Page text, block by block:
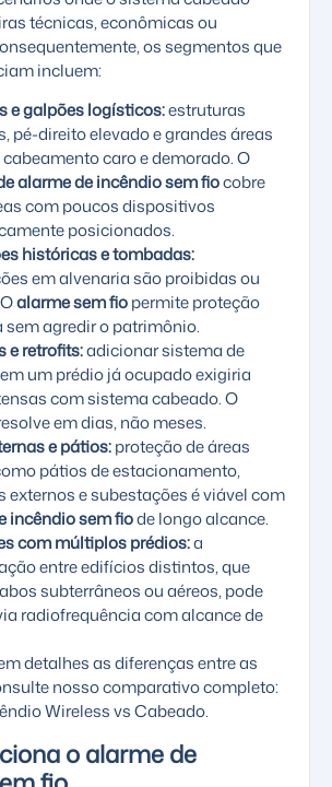
técnicas, econômicas ou
os segmentos que
incluem:
e galpões logísticos:estruturas
pé-direito elevado e grandes áreas
caro e demorado. O
alarme de incêndio sem fiocobre
com poucos dispositivos
posicionados.
históricas e tombadas:
em alvenaria são proibidas ou
alarme sem fiopermite proteção
agredir o patrimônio.
e retrofits:adicionar sistema de
um prédio já ocupado exigiria
com sistema cabeado. O
em dias, não meses.
e pátios:proteção de áreas
pátios de estacionamento,
externos e subestações é viável com
incêndio sem fiode longo alcance.
com múltiplos prédios:a
entre edifícios distintos, que
subterrâneos ou aéreos, pode
radiofrequência com alcance de
detalhes as diferenças entre as
nosso comparativo completo:
Wireless vs Cabeado.
o alarme de